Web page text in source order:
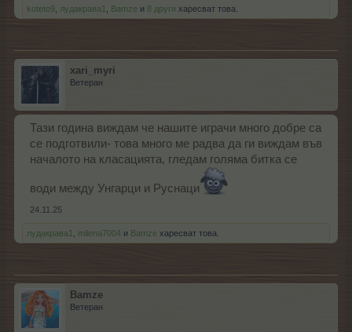
koteto9 лудакрава1 Bamze и 8 други харесват това.
xari_myri
Ветеран
Тази година виждам че нашите играчи много добре са
се подготвили- това много ме радва да ги виждам във
началото на класацията, гледам голяма битка се
води между Унгарци и Руснаци
24.11.25
лудакрава1 milena7004 и Bamze харесват това.
Bamze
Ветеран